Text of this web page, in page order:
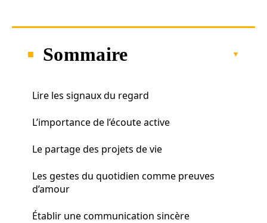
Sommaire
Lire les signaux du regard
L’importance de l’écoute active
Le partage des projets de vie
Les gestes du quotidien comme preuves
d’amour
Établir une communication sincère